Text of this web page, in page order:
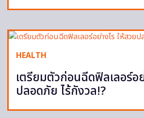
HEALTH
เตรียมตัวก่อนฉีดฟิลเลอร์อ
ปลอดภัย ไร้กังวล!?